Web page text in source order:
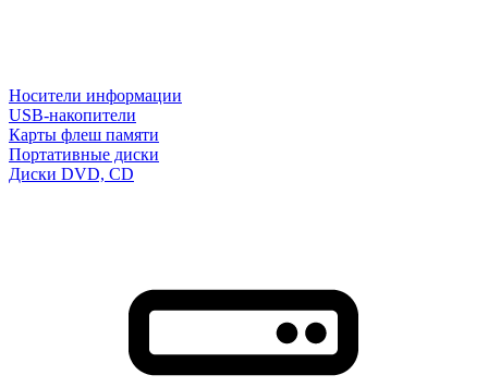
Носители информации
USB-накопители
Карты флеш памяти
Портативные диски
Диски DVD, CD